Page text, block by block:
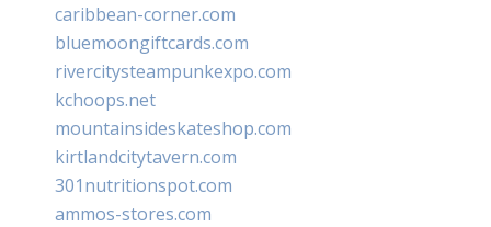
caribbean-corner.com
bluemoongiftcards.com
rivercitysteampunkexpo.com
kchoops.net
mountainsideskateshop.com
kirtlandcitytavern.com
301nutritionspot.com
ammos-stores.com